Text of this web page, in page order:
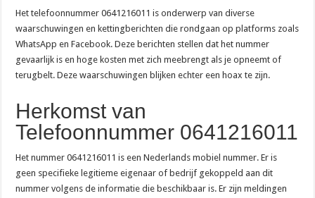
Waarom meer leads niet automatisch meer klanten opleveren
Hoe online bestellen bepaalt wat er in jouw hamburgerbakje zit
De beste audio en beelden thuis: dit heb je hiervoor nodig
Telefoonnummer
0641216011,
pas
op!
Het telefoonnummer 0641216011 is onderwerp van diverse
waarschuwingen en kettingberichten die rondgaan op platforms zoals
WhatsApp en Facebook. Deze berichten stellen dat het nummer
gevaarlijk is en hoge kosten met zich meebrengt als je opneemt of
terugbelt. Deze waarschuwingen blijken echter een hoax te zijn.
Herkomst van
Telefoonnummer 0641216011
Het nummer 0641216011 is een Nederlands mobiel nummer. Er is
geen specifieke legitieme eigenaar of bedrijf gekoppeld aan dit
nummer volgens de informatie die beschikbaar is. Er zijn meldingen